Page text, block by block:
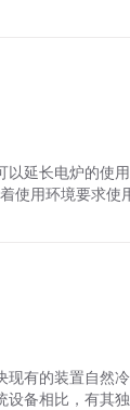
的方法，不过
长电炉的使用
用环境要求使
清除，以保持炉
有的装置自然
备相比，有其